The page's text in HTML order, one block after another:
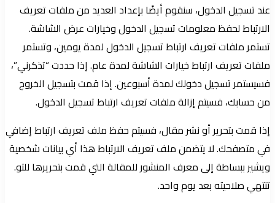
عند تسجيل الدخول، سنقوم أيضًا بإعداد العديد من ملفات تعريف
الارتباط لحفظ معلومات تسجيل الدخول وخيارات عرض الشاشة.
تستمر ملفات تعريف ارتباط تسجيل الدخول لمدة يومين، وتستمر
ملفات تعريف ارتباط خيارات الشاشة لمدة عام. إذا حددت “تذكرني”،
فسيستمر تسجيل دخولك لمدة أسبوعين. إذا قمت بتسجيل الخروج
من حسابك، فسيتم إزالة ملفات تعريف ارتباط تسجيل الدخول.
إذا قمت بتحرير أو نشر مقال، فسيتم حفظ ملف تعريف ارتباط إضافي
في متصفحك. لا يتضمن ملف تعريف الارتباط هذا أي بيانات شخصية
ويشير ببساطة إلى معرف المنشور للمقالة التي قمت بتحريرها للتو.
تنتهي صلاحيته بعد يوم واحد.